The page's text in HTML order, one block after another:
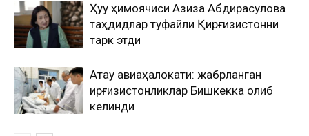
Ҳуқуқ ҳимоячиси Азиза Абдирасулова
таҳдидлар туфайли Қирғизистонни
тарк этди
Ақтау авиаҳалокати: жабрланган
қирғизистонликлар Бишкекка олиб
келинди